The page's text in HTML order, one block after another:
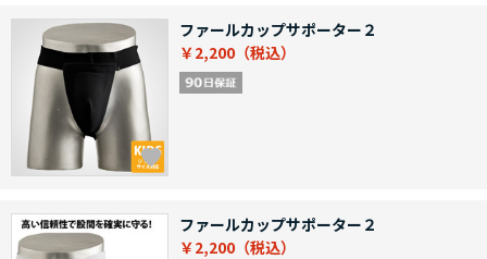
ファールカップサポーター２
￥2,200
ファールカップサポーター２
￥2,200